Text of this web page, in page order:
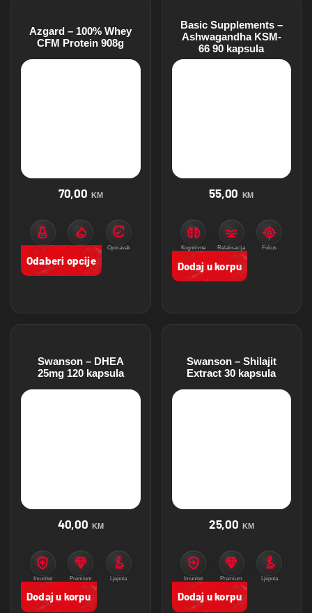
Azgard – 100% Whey
CFM Protein 908g
70,00 KM
Protein Mišićna masa Oporavak
Odaberi opcije
Basic Supplements –
Ashwagandha KSM-
66 90 kapsula
55,00 KM
Kognitivne
funkcije
Relaksacija Fokus
Dodaj u korpu
Swanson – DHEA
25mg 120 kapsula
40,00 KM
Imunitet
Premium
proizvodi
Ljepota
Dodaj u korpu
Swanson – Shilajit
Extract 30 kapsula
25,00 KM
Imunitet
Premium
proizvodi
Ljepota
Dodaj u korpu